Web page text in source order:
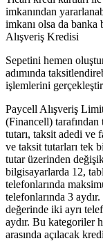
imkanından
imkanı olsa da banka
Alışveriş Kredisi
Sepetini hemen
adımında
işlemlerini
Paycell Alışveriş
(Financell)
tutarı, taksit adedi ve
ve taksit tutarları tek
tutar üzerinden
bilgisayarlarda 12,
telefonlarında
telefonlarında 3
değerinde iki ayrı
aydır. Bu kategoriler
arasında açılacak